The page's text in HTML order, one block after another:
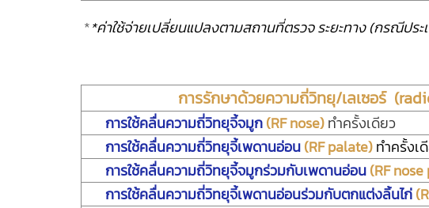
**ค่าใช้จ่ายเปลี่ยนแปลงตามสถานที่ตรวจ ระยะทาง (กรณีประ
การรักษาด้วยความถี่วิทยุ/เลเซอร์
การใช้คลื่นความถี่วิทยุจี้จมูก(RF nose)ทำครั้งเดียว
การใช้คลื่นความถี่วิทยุจี้เพดานอ่อน(RF palate)ทำครั้งเ
การใช้คลื่นความถี่วิทยุจี้จมูกร่วมกับเพดานอ่อน(RF
การใช้คลื่นความถี่วิทยุจี้เพดานอ่อนร่วมกับตกแต่งลิ้นไก่